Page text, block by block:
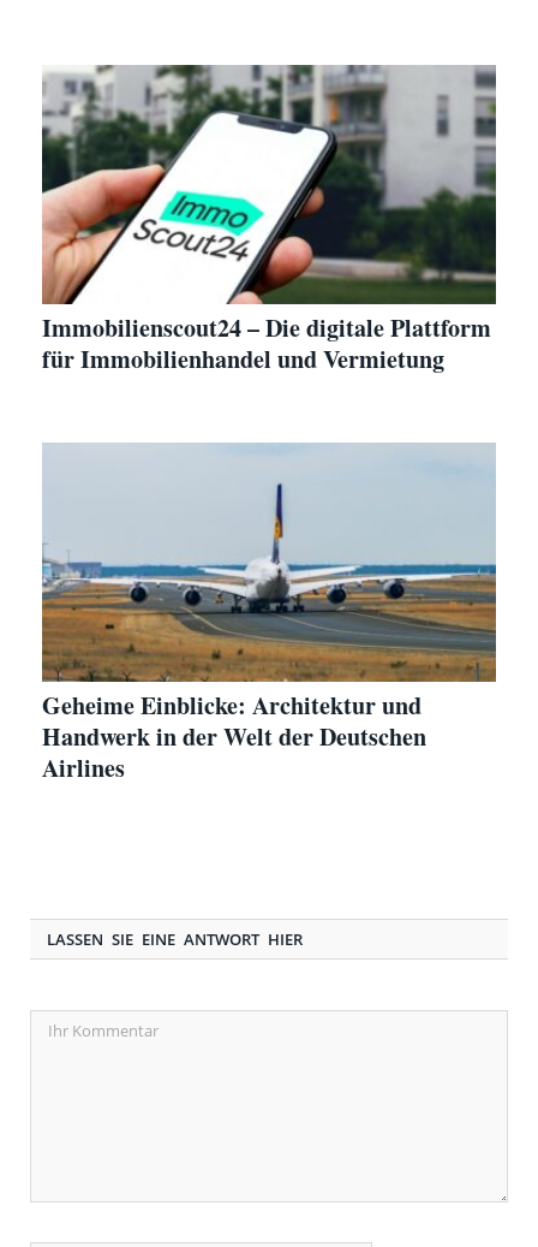
Immobilienscout24 – Die digitale Plattform
für Immobilienhandel und Vermietung
Geheime Einblicke: Architektur und
Handwerk in der Welt der Deutschen
Airlines
LASSEN SIE EINE ANTWORT HIER